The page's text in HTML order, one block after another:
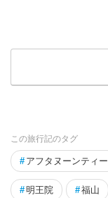
この旅行記のタグ
# アフタヌーンティー
# 明王院 #福山